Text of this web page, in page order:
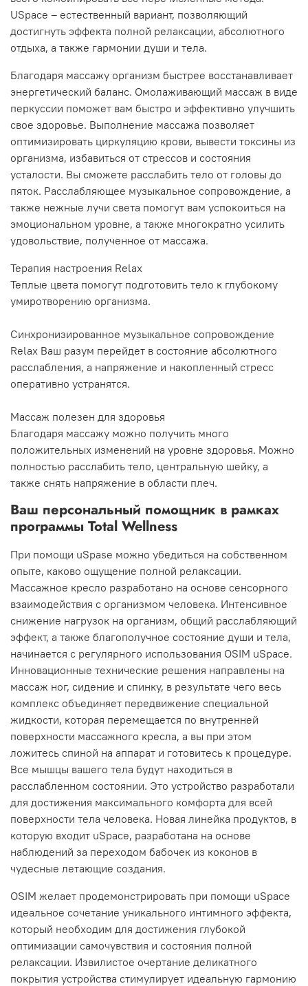
USpace – естественный вариант, позволяющий
достигнуть эффекта полной релаксации, абсолютного
отдыха, а также гармонии души и тела.
Благодаря массажу организм быстрее восстанавливает
энергетический баланс. Омолаживающий массаж в виде
перкуссии поможет вам быстро и эффективно улучшить
свое здоровье. Выполнение массажа позволяет
оптимизировать циркуляцию крови, вывести токсины из
организма, избавиться от стрессов и состояния
усталости. Вы сможете расслабить тело от головы до
пяток. Расслабляющее музыкальное сопровождение, а
также нежные лучи света помогут вам успокоиться на
эмоциональном уровне, а также многократно усилить
удовольствие, полученное от массажа.
Терапия настроения Relax
Теплые цвета помогут подготовить тело к глубокому
умиротворению организма.
Синхронизированное музыкальное сопровождение
Relax Ваш разум перейдет в состояние абсолютного
расслабления, а напряжение и накопленный стресс
оперативно устранятся.
Массаж полезен для здоровья
Благодаря массажу можно получить много
положительных изменений на уровне здоровья. Можно
полностью расслабить тело, центральную шейку, а
также снять напряжение в области плеч.
Ваш персональный помощник в рамках
программы Total Wellness
При помощи uSpase можно убедиться на собственном
опыте, каково ощущение полной релаксации.
Массажное кресло разработано на основе сенсорного
взаимодействия с организмом человека. Интенсивное
снижение нагрузок на организм, общий расслабляющий
эффект, а также благополучное состояние души и тела,
начинается с регулярного использования OSIM uSpace.
Инновационные технические решения направлены на
массаж ног, сидение и спинку, в результате чего весь
комплекс объединяет передвижение специальной
жидкости, которая перемещается по внутренней
поверхности массажного кресла, а вы при этом
ложитесь спиной на аппарат и готовитесь к процедуре.
Все мышцы вашего тела будут находиться в
расслабленном состоянии. Это устройство разработали
для достижения максимального комфорта для всей
поверхности тела человека. Новая линейка продуктов, в
которую входит uSpace, разработана на основе
наблюдений за переходом бабочек из коконов в
чудесные летающие создания.
OSIM желает продемонстрировать при помощи uSpace
идеальное сочетание уникального интимного эффекта,
который необходим для достижения глубокой
оптимизации самочувствия и состояния полной
релаксации. Извилистое очертание деликатного
покрытия устройства стимулирует идеальную гармонию